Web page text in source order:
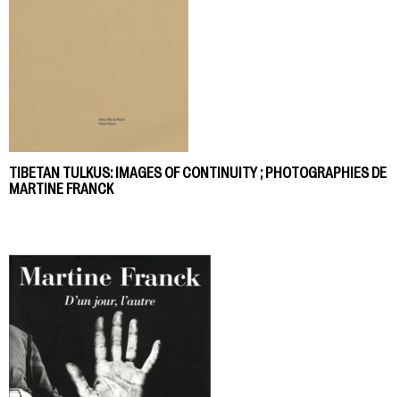
TIBETAN TULKUS: IMAGES OF CONTINUITY ; PHOTOGRAPHIES DE
MARTINE FRANCK